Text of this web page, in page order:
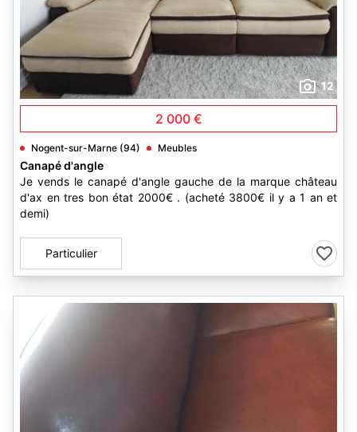
12
2 000 €
Nogent-sur-Marne (94) Meubles
Canapé d'angle
Je vends le canapé d'angle gauche de la marque château
d'ax en tres bon état 2000€ . (acheté 3800€ il y a 1 an et
demi)
Particulier